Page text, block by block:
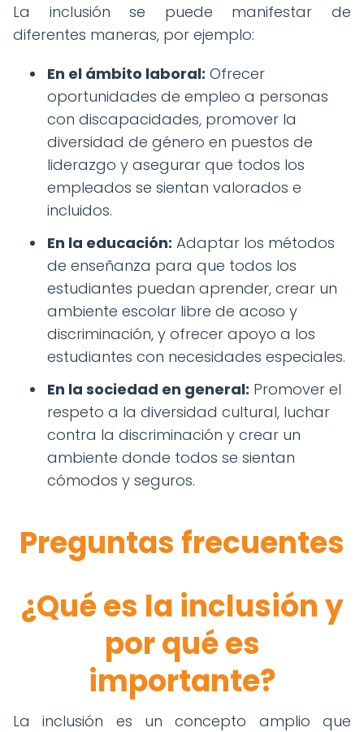
La inclusión se puede manifestar de
diferentes maneras, por ejemplo:
En el ámbito laboral: Ofrecer
oportunidades de empleo a personas
con discapacidades, promover la
diversidad de género en puestos de
liderazgo y asegurar que todos los
empleados se sientan valorados e
incluidos.
En la educación: Adaptar los métodos
de enseñanza para que todos los
estudiantes puedan aprender, crear un
ambiente escolar libre de acoso y
discriminación, y ofrecer apoyo a los
estudiantes con necesidades especiales.
En la sociedad en general: Promover el
respeto a la diversidad cultural, luchar
contra la discriminación y crear un
ambiente donde todos se sientan
cómodos y seguros.
Preguntas frecuentes
¿Qué es la inclusión y
por qué es
importante?
La inclusión es un concepto amplio que